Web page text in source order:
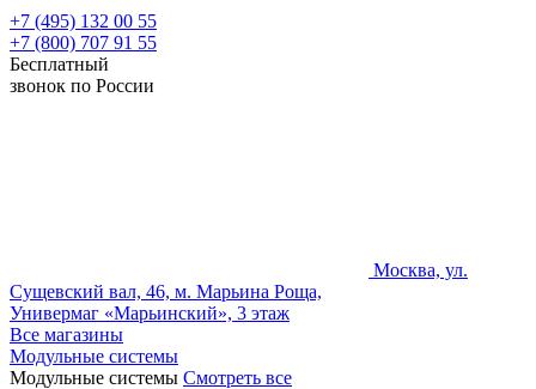
+7 (495) 132 00 55
+7 (800) 707 91 55
Бесплатный
звонок по России
Москва, ул.
Сущевский вал, 46, м. Марьина Роща,
Универмаг «Марьинский», 3 этаж
Все магазины
Модульные системы
Модульные системы Смотреть все